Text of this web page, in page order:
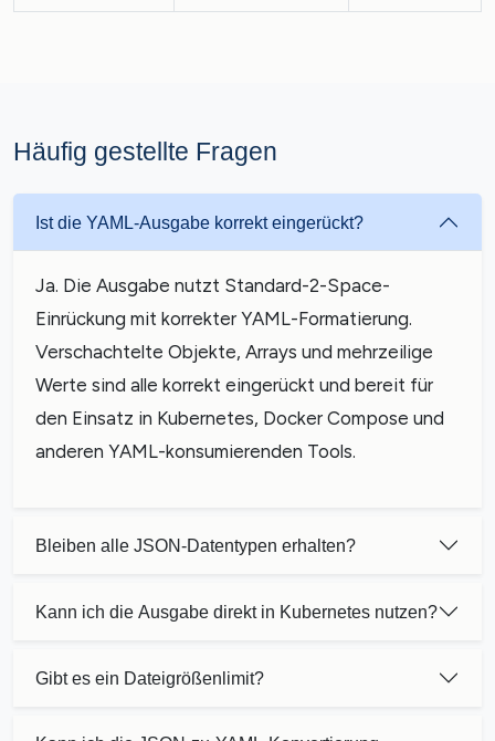
Häufig gestellte Fragen
Ist die YAML-Ausgabe korrekt eingerückt?
Ja. Die Ausgabe nutzt Standard-2-Space-
Einrückung mit korrekter YAML-Formatierung.
Verschachtelte Objekte, Arrays und mehrzeilige
Werte sind alle korrekt eingerückt und bereit für
den Einsatz in Kubernetes, Docker Compose und
anderen YAML-konsumierenden Tools.
Bleiben alle JSON-Datentypen erhalten?
Kann ich die Ausgabe direkt in Kubernetes nutzen?
Gibt es ein Dateigrößenlimit?